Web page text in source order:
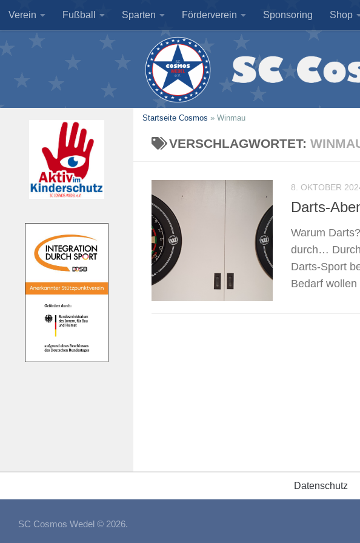
Zum Inhalt springen
Verein Fußball Sparten Förderverein Sponsoring Shop
Startseite Cosmos » Winmau
VERSCHLAGWORTET:
8. OKTOBER
Darts-
Warum
durch…
Darts-Sport
Bedarf
Datenschutz
SC Cosmos Wedel © 2026.